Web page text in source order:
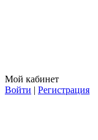
Мой кабинет
Войти | Регистрация